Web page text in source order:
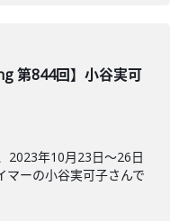
第844回】小谷実可
2023年10月23日〜26日
マーの小谷実可子さんで